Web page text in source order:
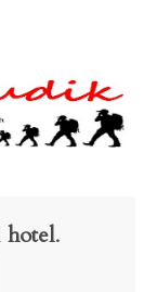
hotel.